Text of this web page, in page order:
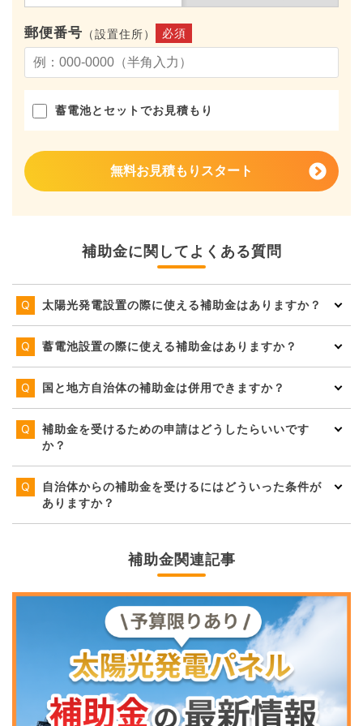
郵便番号 （設置住所） 必須
蓄電池とセットでお見積もり
無料お見積もりスタート
補助金に関してよくある質問
太陽光発電設置の際に使える補助金はありますか？
蓄電池設置の際に使える補助金はありますか？
国と地方自治体の補助金は併用できますか？
補助金を受けるための申請はどうしたらいいです
か？
自治体からの補助金を受けるにはどういった条件が
ありますか？
補助金関連記事